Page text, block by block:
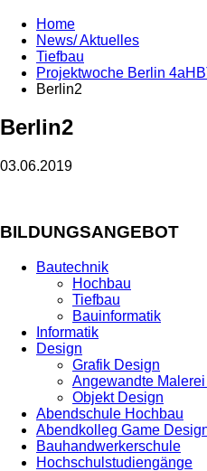
Home
News/ Aktuelles
Tiefbau
Projektwoche Berlin
Berlin2
Berlin2
03.06.2019
BILDUNGSANGEBOT
Bautechnik
Hochbau
Tiefbau
Bauinformatik
Informatik
Design
Grafik Design
Angewandte
Objekt Design
Abendschule Hochbau
Abendkolleg Game
Bauhandwerkerschule
Hochschulstudiengänge